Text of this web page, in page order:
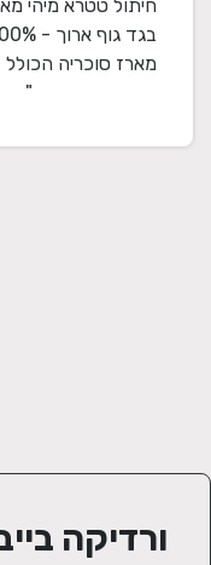
המתנה מגיעה
ורדיקה